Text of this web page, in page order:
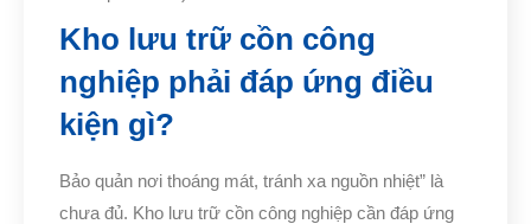
Kho lưu trữ cồn công
nghiệp phải đáp ứng điều
kiện gì?
Bảo quản nơi thoáng mát, tránh xa nguồn nhiệt” là
chưa đủ. Kho lưu trữ cồn công nghiệp cần đáp ứng